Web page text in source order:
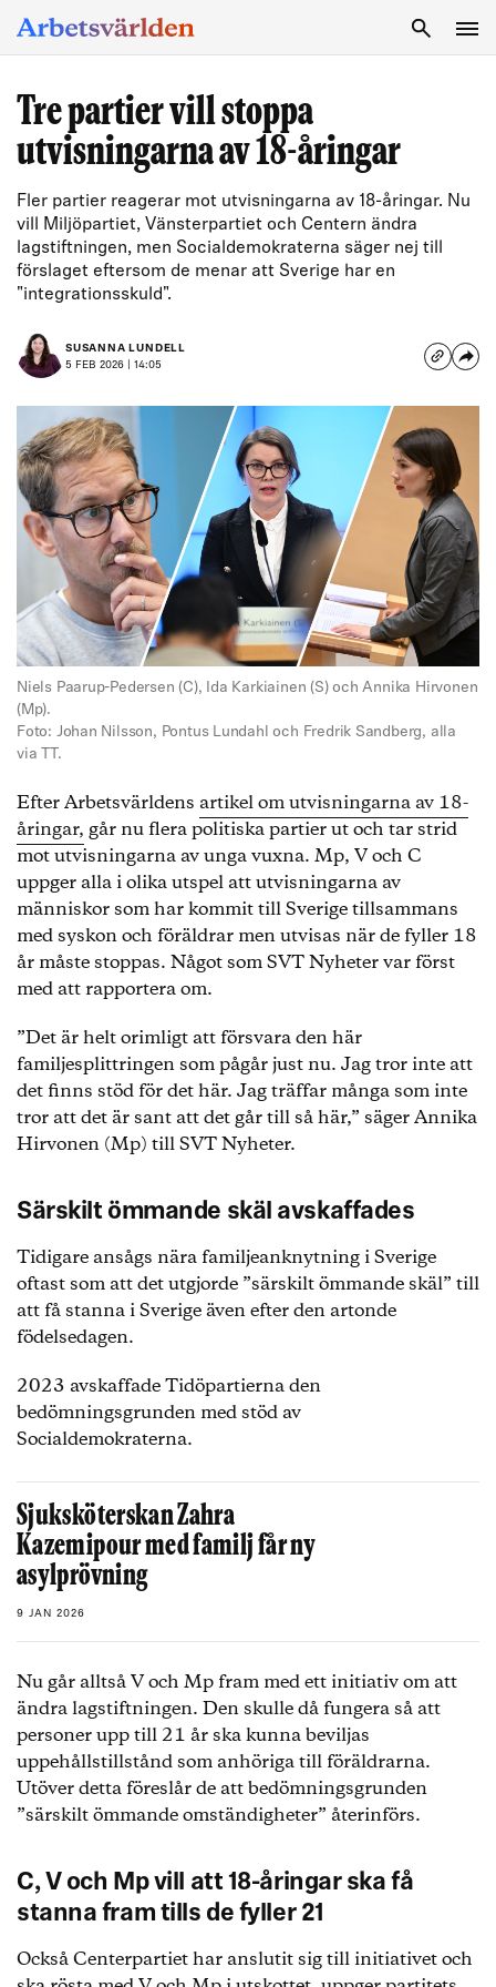
Tre partier vill stoppa
utvisningarna av 18-åringar
Fler partier reagerar mot utvisningarna av 18-åringar. Nu
vill Miljöpartiet, Vänsterpartiet och Centern ändra
lagstiftningen, men Socialdemokraterna säger nej till
förslaget eftersom de menar att Sverige har en
"integrationsskuld".
SUSANNA LUNDELL
5 FEB 2026 | 14:05
Niels Paarup-Pedersen (C), Ida Karkiainen (S) och Annika Hirvonen
(Mp).
Foto: Johan Nilsson, Pontus Lundahl och Fredrik Sandberg, alla
via TT.
Efter Arbetsvärldens artikel om utvisningarna av 18-
åringar, går nu flera politiska partier ut och tar strid
mot utvisningarna av unga vuxna. Mp, V och C
uppger alla i olika utspel att utvisningarna av
människor som har kommit till Sverige tillsammans
med syskon och föräldrar men utvisas när de fyller 18
år måste stoppas. Något som SVT Nyheter var först
med att rapportera om.
”Det är helt orimligt att försvara den här
familjesplittringen som pågår just nu. Jag tror inte att
det finns stöd för det här. Jag träffar många som inte
tror att det är sant att det går till så här,” säger Annika
Hirvonen (Mp) till SVT Nyheter.
Särskilt ömmande skäl avskaffades
Tidigare ansågs nära familjeanknytning i Sverige
oftast som att det utgjorde ”särskilt ömmande skäl” till
att få stanna i Sverige även efter den artonde
födelsedagen.
2023 avskaffade Tidöpartierna den
bedömningsgrunden med stöd av
Socialdemokraterna.
Sjuksköterskan Zahra
Kazemipour med familj får ny
asylprövning
9 JAN 2026
Nu går alltså V och Mp fram med ett initiativ om att
ändra lagstiftningen. Den skulle då fungera så att
personer upp till 21 år ska kunna beviljas
uppehållstillstånd som anhöriga till föräldrarna.
Utöver detta föreslår de att bedömningsgrunden
”särskilt ömmande omständigheter” återinförs.
C, V och Mp vill att 18-åringar ska få
stanna fram tills de fyller 21
Också Centerpartiet har anslutit sig till initiativet och